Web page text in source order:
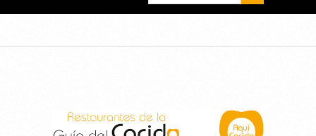
clave.